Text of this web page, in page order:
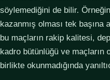
söylemediğini de bilir.
kazanmış olması tek başına
bu maçların rakip kalitesi,
kadro bütünlüğü ve maçların
birlikte okunmadığında